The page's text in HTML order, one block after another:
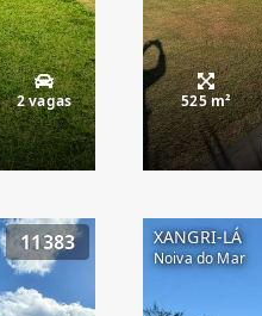
2 vagas 525 m²
11383 XANGRI-LÁ
Noiva do Mar